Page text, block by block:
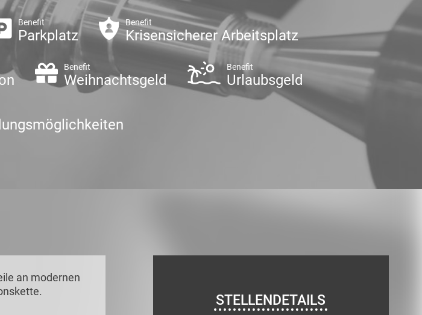
Benefit
Parkplatz
Benefit
Krisensicherer Arbeitsplatz
Benefit
Weihnachtsgeld
Benefit
Urlaubsgeld
an modernen
STELLENDETAILS